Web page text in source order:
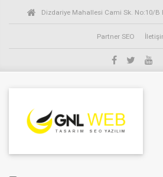
Dizdariye Mahallesi Cami Sk. No:10/
Partner SEO